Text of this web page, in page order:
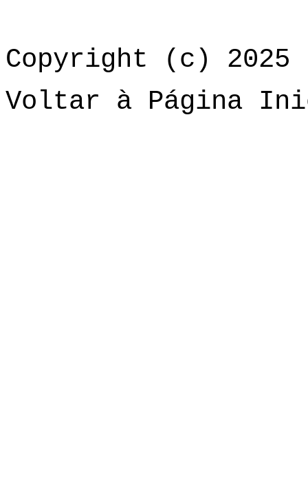
Copyright (c) 2025
Voltar à Página